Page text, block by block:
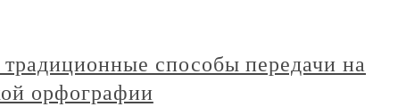
способы передачи на
орфографии